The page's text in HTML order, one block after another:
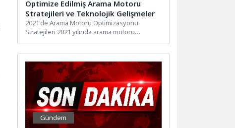
Optimize Edilmiş Arama Motoru
Stratejileri ve Teknolojik Gelişmeler
2021'de Arama Motoru Optimizasyonu
Stratejileri 2021 yılında arama motoru
Gündem